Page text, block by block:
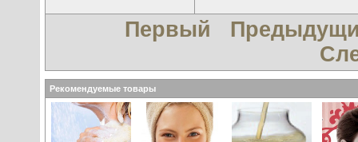
Первый
Рекомендуемые товары